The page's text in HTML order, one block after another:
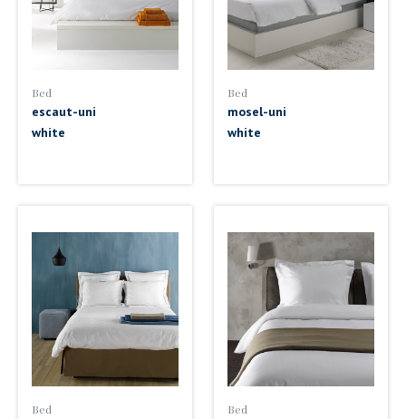
Bed
escaut-uni
white
Bed
mosel-uni
white
Bed Bed